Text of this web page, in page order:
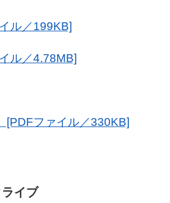
ル／199KB]
ル／4.78MB]
[PDFファイル／330KB]
イブ